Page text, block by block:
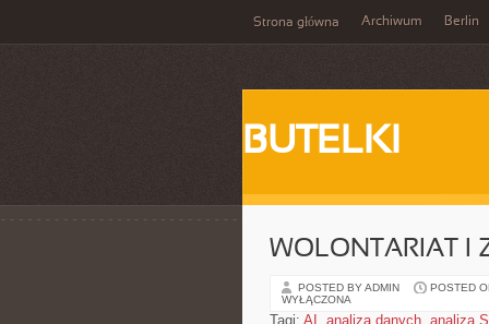
Strona główna Archiwum Berlin
BUTELKI
WOLONTARIAT I
POSTED BY ADMIN POSTED
WYŁĄCZONA
Tagi: AI , analiza danych, analiza